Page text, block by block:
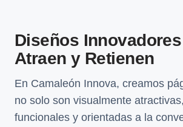
Diseños
Atraen y Retienen
En Camaleón Innova, creamos
no solo son visualmente
funcionales y orientadas a la